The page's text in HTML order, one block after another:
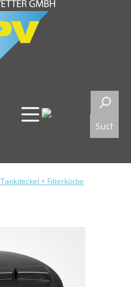
Tankdeckel + Filterkörbe